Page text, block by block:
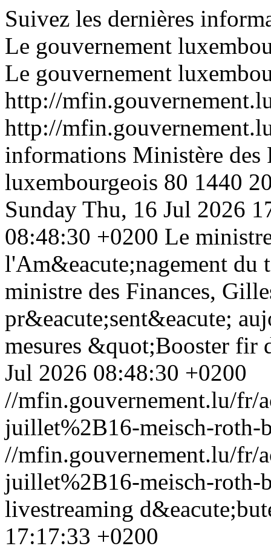
Suivez les dernières
Le gouvernement
Le gouvernement
http://
http://
informations Ministère des
luxembourgeois 80 1440
Sunday Thu, 16 Jul 2026
08:48:30 +0200 Le
l'Am&eacute;nagement du
ministre des Finances,
pr&eacute;sent&eacute;
mesures &quot;Booster fir
Jul 2026 08:48:30 +0200
//mfin.gouvernement.lu/fr/
juillet%2B16-meisch-roth-
//mfin.gouvernement.lu/fr/
juillet%2B16-meisch-roth-
livestreaming
17:17:33 +0200